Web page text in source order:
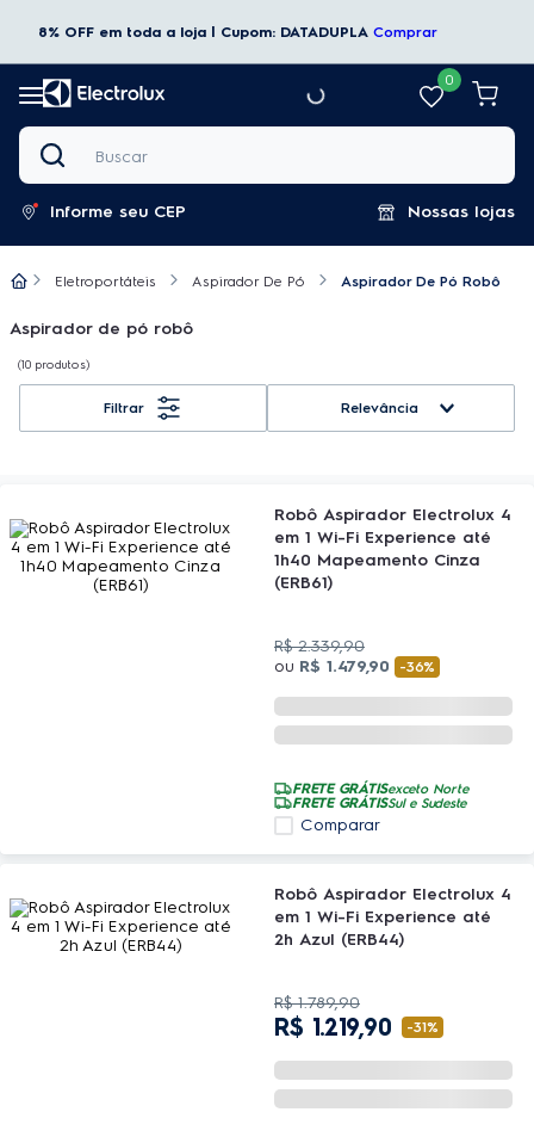
8% OFF em toda a loja | Cupom: DATADUPLA Comprar
0
Buscar
Informe seu CEP Nossas lojas
Eletroportáteis Aspirador De Pó Aspirador De Pó Robô
Aspirador de pó robô
10 produtos
Relevância
Robô Aspirador Electrolux 4
em 1 Wi-Fi Experience até
1h40 Mapeamento Cinza
(ERB61)
R$ 2.339,90
ou R$ 1.479,90 -36%
FRETE GRÁTISexceto Norte
FRETE GRÁTISSul e Sudeste
Comparar
Robô Aspirador Electrolux 4
em 1 Wi-Fi Experience até
2h Azul (ERB44)
R$ 1.789,90
R$ 1.219,90 -31%